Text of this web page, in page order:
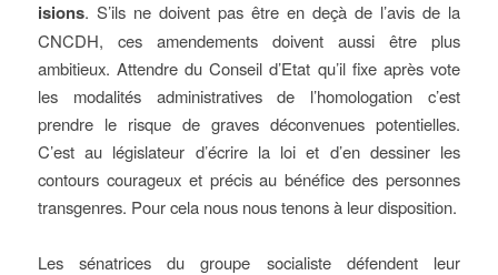
isions. S’ils ne doivent pas être en deçà de l’avis de la
CNCDH, ces amendements doivent aussi être plus
ambitieux. Attendre du Conseil d’Etat qu’il fixe après vote
les modalités administratives de l’homologation c’est
prendre le risque de graves déconvenues potentielles.
C’est au législateur d’écrire la loi et d’en dessiner les
contours courageux et précis au bénéfice des personnes
transgenres. Pour cela nous nous tenons à leur disposition.
Les sénatrices du groupe socialiste défendent leur